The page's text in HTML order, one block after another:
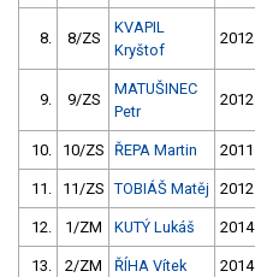
8. 8/ZS
KVAPIL
Kryštof
2012
9. 9/ZS
MATUŠINEC
Petr
2012
10. 10/ZS ŘEPA Martin 2011
11. 11/ZS TOBIÁŠ Matěj 2012
12. 1/ZM KUTÝ Lukáš 2014
13. 2/ZM ŘÍHA Vítek 2014